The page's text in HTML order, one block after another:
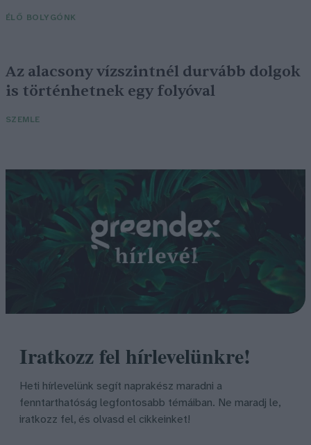
ÉLŐ BOLYGÓNK
Az alacsony vízszintnél durvább dolgok
is történhetnek egy folyóval
SZEMLE
Iratkozz fel hírlevelünkre!
Heti hírlevelünk segít naprakész maradni a
fenntarthatóság legfontosabb témáiban. Ne maradj le,
iratkozz fel, és olvasd el cikkeinket!